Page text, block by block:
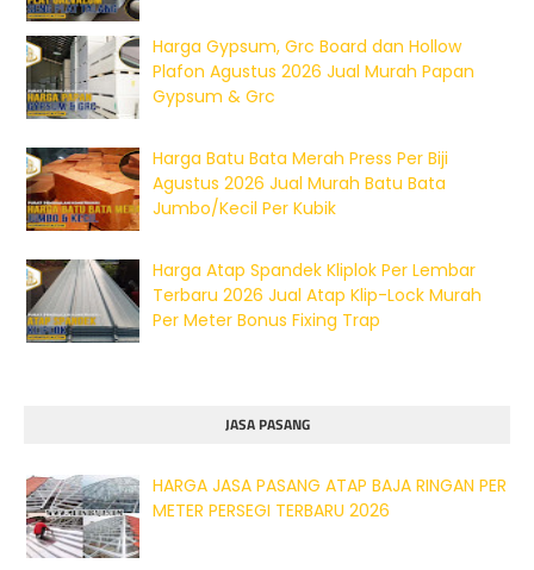
Harga Gypsum, Grc Board dan Hollow
Plafon Agustus 2026 Jual Murah Papan
Gypsum & Grc
Harga Batu Bata Merah Press Per Biji
Agustus 2026 Jual Murah Batu Bata
Jumbo/Kecil Per Kubik
Harga Atap Spandek Kliplok Per Lembar
Terbaru 2026 Jual Atap Klip-Lock Murah
Per Meter Bonus Fixing Trap
JASA PASANG
HARGA JASA PASANG ATAP BAJA RINGAN PER
METER PERSEGI TERBARU 2026